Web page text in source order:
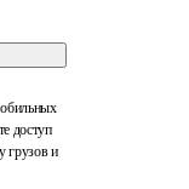
доступ
грузов и